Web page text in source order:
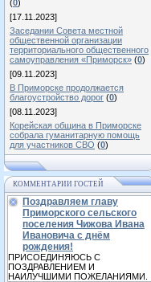
(0)
[17.11.2023]
Заседании Совета местной
общественной организации
территориального общественного
самоуправления «Приморск» (0)
[09.11.2023]
В Приморске продолжается
благоустройство дорог (0)
[08.11.2023]
Корейская община в Приморске
собрала гуманитарную помощь
для участников СВО (0)
КОММЕНТАРИИ ГОСТЕЙ
Поздравляем главу
Приморского сельского
поселения Чижова Ивана
Ивановича с днём
рождения!
ПРИСОЕДИНЯЮСЬ С
ПОЗДРАВЛЕНИЕМ И
НАИЛУЧШИМИ ПОЖЕЛАНИЯМИ.